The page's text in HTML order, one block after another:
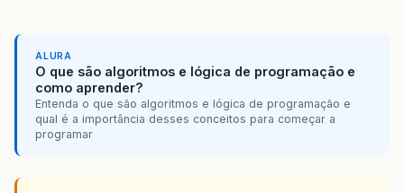
ALURA
O que são algoritmos e lógica de programação e
como aprender?
Entenda o que são algoritmos e lógica de programação e
qual é a importância desses conceitos para começar a
programar